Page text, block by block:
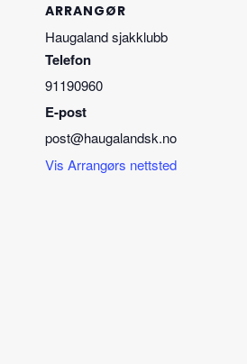
ARRANGØR
Haugaland sjakklubb
Telefon
91190960
E-post
post@haugalandsk.no
Vis Arrangørs nettsted